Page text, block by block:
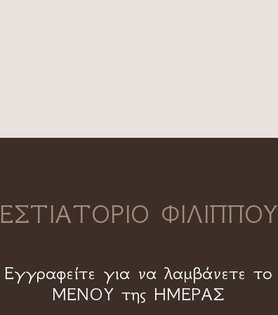
ΕΣΤΙΑΤΟΡΙΟ ΦΙΛΙΠΠΟΥ
Εγγραφείτε για να λαμβάνετε το
ΜΕΝΟΥ της ΗΜΕΡΑΣ